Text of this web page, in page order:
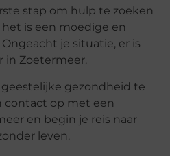
stap om hulp te zoeken
is een moedige en
je situatie, er is
in Zoetermeer.
gezondheid te
contact op met een
en begin je reis naar
leven.